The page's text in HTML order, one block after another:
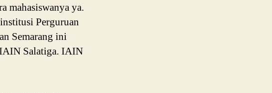
mahasiswanya ya.
Perguruan
Semarang ini
Salatiga. IAIN